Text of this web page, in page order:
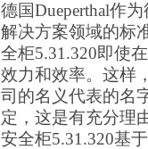
德国Dueperthal作
解决方案领域的标
全柜5.31.320即使
效力和效率。这样
司的名义代表的名
定，这是有充分理
安全柜5.31.320基